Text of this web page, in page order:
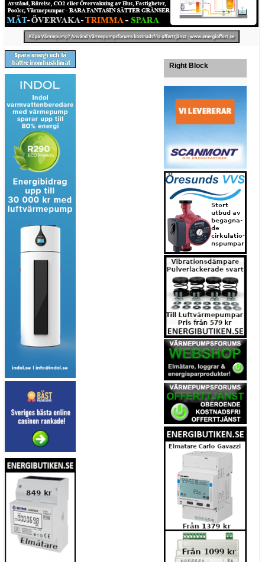
Right Block